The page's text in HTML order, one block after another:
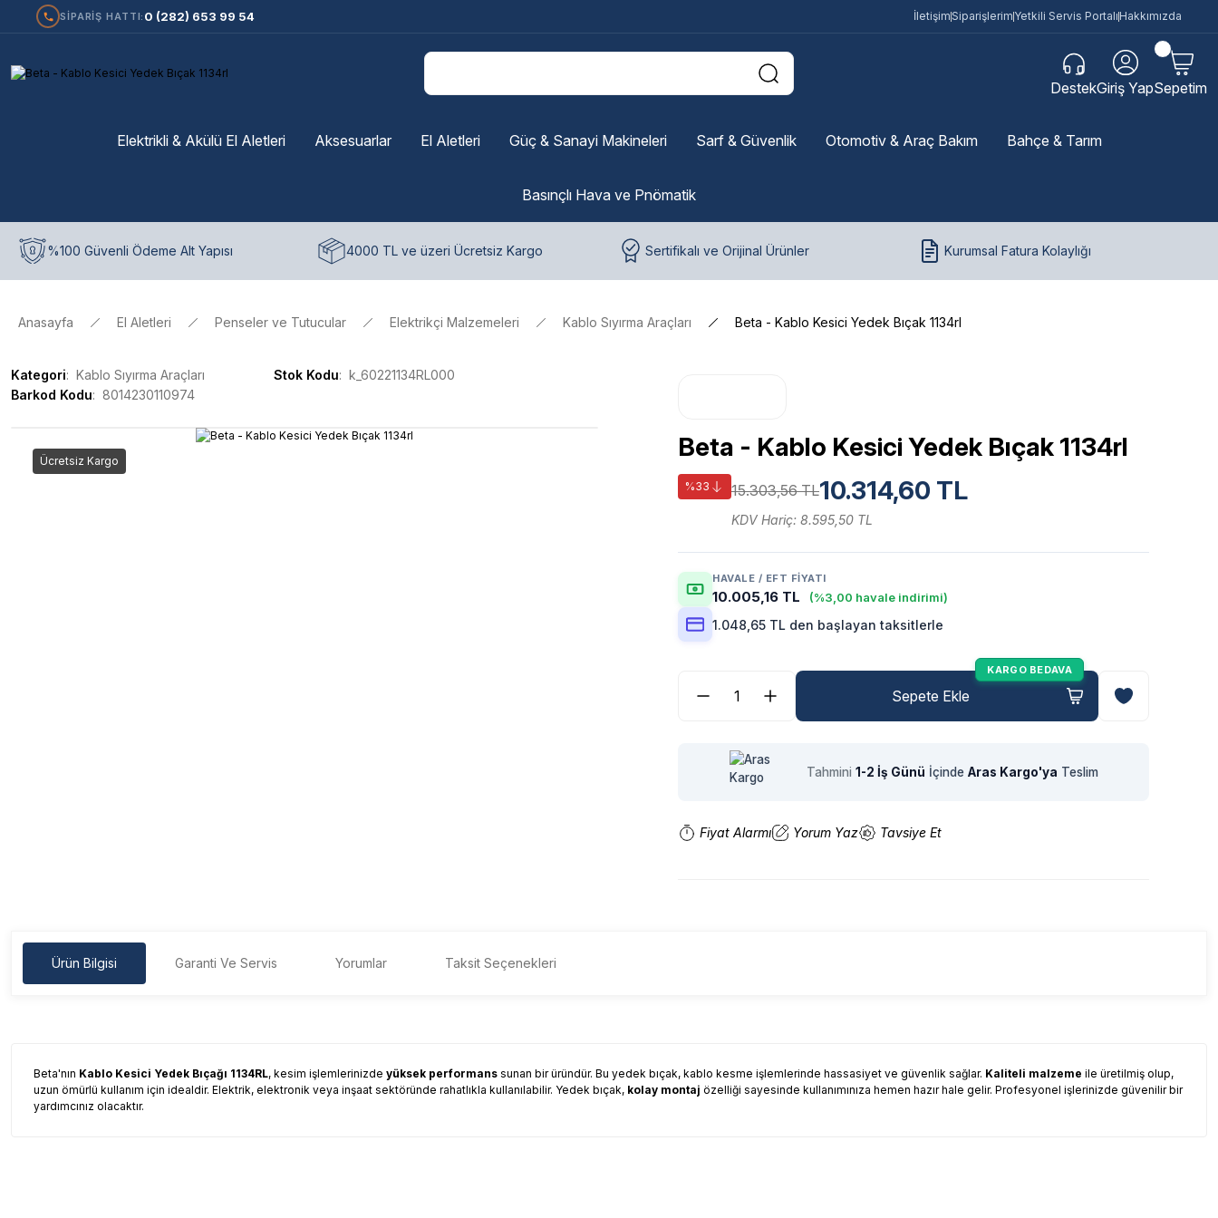
SİPARİŞ HATTI: 0 (282) 653 99 54 İletişimSiparişlerim Yetkili Servis Portalı Hakkımızda
DestekGiriş YapSepetim
Elektrikli & Akülü El Aletleri Aksesuarlar El Aletleri Güç & Sanayi Makineleri Sarf & Güvenlik Otomotiv & Araç Bakım Bahçe & Tarım
Basınçlı Hava ve Pnömatik
%100 Güvenli Ödeme Alt Yapısı 4000 TL ve üzeri Ücretsiz Kargo Sertifikalı ve Orijinal Ürünler Kurumsal Fatura Kolaylığı
Anasayfa El Aletleri Penseler ve Tutucular Elektrikçi Malzemeleri Kablo Sıyırma Araçları Beta - Kablo Kesici Yedek Bıçak 1134rl
Kategori Kablo Sıyırma Araçları Stok Kodu
k_60221134RL000
Barkod Kodu
8014230110974
Ücretsiz Kargo Beta - Kablo Kesici Yedek Bıçak 1134rl
%33 15.303,56 TL10.314,60 TL
KDV Hariç: 8.595,50 TL
HAVALE / EFT FIYATI
10.005,16 TL (%3,00 havale indirimi)
1.048,65 TL den başlayan taksitlerle
KARGO BEDAVA
Sepete Ekle
Tahmini 1-2 İş Günü İçinde Aras Kargo'ya Teslim
Fiyat Alarmı Yorum Yaz Tavsiye Et
Ürün Bilgisi Garanti Ve Servis Yorumlar Taksit Seçenekleri
Beta'nın Kablo Kesici Yedek Bıçağı 1134RL, kesim işlemlerinizde yüksek performans sunan bir üründür. Bu yedek bıçak, kablo kesme işlemlerinde hassasiyet ve güvenlik sağlar. Kaliteli malzeme ile üretilmiş olup,
uzun ömürlü kullanım için idealdir. Elektrik, elektronik veya inşaat sektöründe rahatlıkla kullanılabilir. Yedek bıçak, kolay montaj özelliği sayesinde kullanımınıza hemen hazır hale gelir. Profesyonel işlerinizde güvenilir bir
yardımcınız olacaktır.